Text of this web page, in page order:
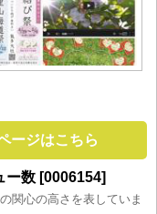
ージはこちら
ー数 [0006154]
関心の高さを表していま